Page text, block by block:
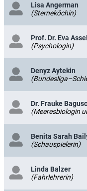
Lisa Angerman
(Sterneköchin)
Prof. Dr. Eva
(Psychologin)
Denyz Aytekin
Dr. Frauke
(Meeresbiologin
Benita Sarah
(Schauspielerin)
Linda Balzer
(Fahrlehrerin)